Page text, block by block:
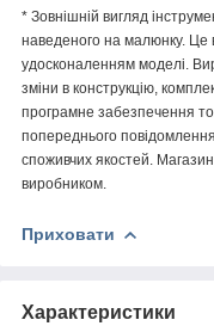
* Зовнішній вигляд
наведеного на малюнку. Це
удосконаленням моделі.
зміни в конструкцію,
програмне забезпечення
попереднього
споживчих якостей. Магазин
виробником.
Приховати
Характеристики